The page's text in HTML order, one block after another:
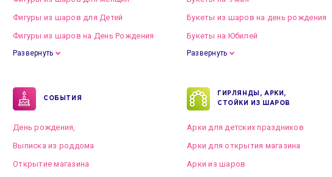
Фигуры из шаров для Детей
Фигуры из шаров на День Рождения
Развернуть
Букеты из шаров на день рождения
Букеты на Юбилей
Развернуть
СОБЫТИЯ
День рождения,
Выписка из роддома
Открытие магазина
ГИРЛЯНДЫ, АРКИ,
СТОЙКИ ИЗ ШАРОВ
Арки для детских праздников
Арки для открытия магазина
Арки из шаров